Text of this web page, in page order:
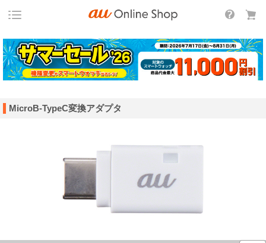
MicroB-TypeC変換アダプタ